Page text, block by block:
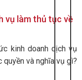
vụ làm thủ tục về
kinh doanh dịch vụ
và nghĩa vụ gì?